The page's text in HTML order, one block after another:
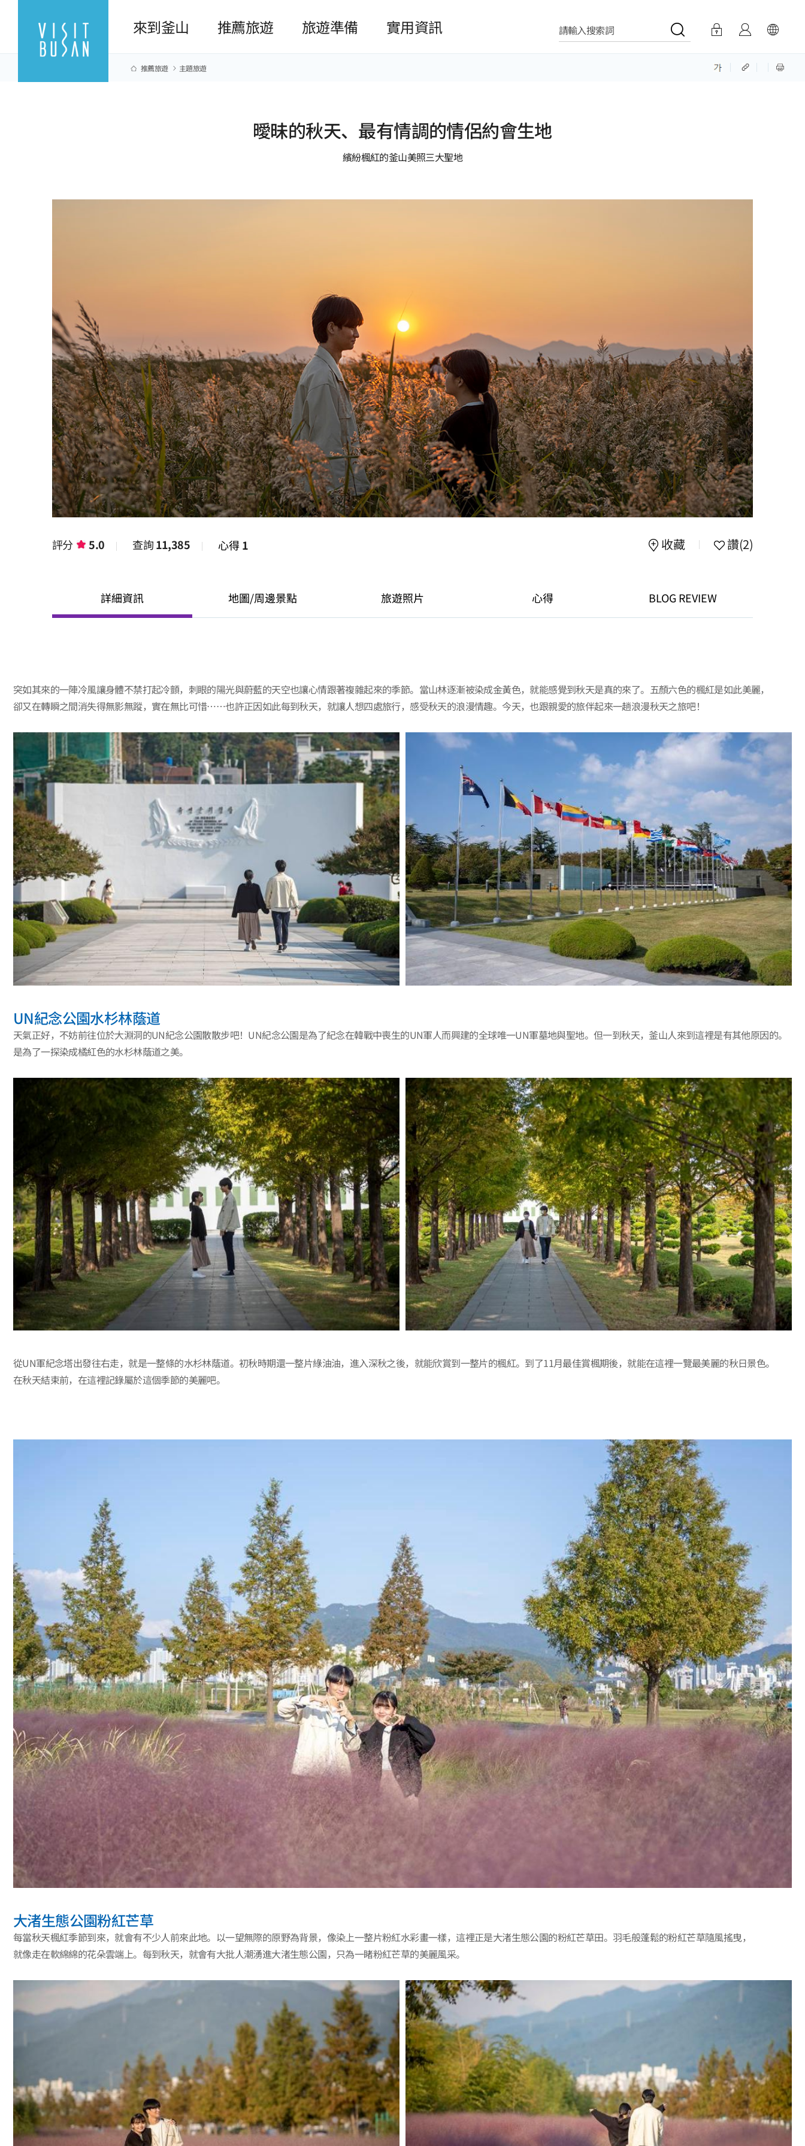
來到釜山 推薦旅遊 旅遊準備 實用資訊 請輸入搜索詞
推薦旅遊 主題旅遊
曖昧的秋天、最有情調的情侶約會生地
繽紛楓紅的釜山美照三大聖地
評分 5.0 查詢11,385 心得1 收藏 讚(2)
詳細資訊 地圖/周邊景點 旅遊照片 心得 BLOG REVIEW
突如其來的一陣冷風讓身體不禁打起冷顫，刺眼的陽光與蔚藍的天空也讓心情跟著複雜起來的季節。當山林逐漸被染成金黃色，就能感覺到秋天是真的來了。五顏六色的楓紅是如此美麗，
卻又在轉瞬之間消失得無影無蹤，實在無比可惜……也許正因如此每到秋天，就讓人想四處旅行，感受秋天的浪漫情趣。今天，也跟親愛的旅伴起來一趟浪漫秋天之旅吧！
UN紀念公園水杉林蔭道
天氣正好，不妨前往位於大淵洞的UN紀念公園散散步吧！UN紀念公園是為了紀念在韓戰中喪生的UN軍人而興建的全球唯一UN軍墓地與聖地。但一到秋天，釜山人來到這裡是有其他原因的。
是為了一探染成橘紅色的水杉林蔭道之美。
從UN軍紀念塔出發往右走，就是一整條的水杉林蔭道。初秋時期還一整片綠油油，進入深秋之後，就能欣賞到一整片的楓紅。到了11月最佳賞楓期後，就能在這裡一覽最美麗的秋日景色。
在秋天結束前，在這裡記錄屬於這個季節的美麗吧。
大渚生態公園粉紅芒草
每當秋天楓紅季節到來，就會有不少人前來此地。以一望無際的原野為背景，像染上一整片粉紅水彩畫一樣，這裡正是大渚生態公園的粉紅芒草田。羽毛般蓬鬆的粉紅芒草隨風搖曳，
就像走在軟綿綿的花朵雲端上。每到秋天，就會有大批人潮湧進大渚生態公園，只為一睹粉紅芒草的美麗風采。